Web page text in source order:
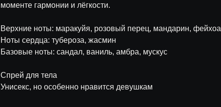
моменте гармонии и лёгкости.
Верхние ноты: маракуйя, розовый перец, мандарин, фейхоа
Ноты сердца: тубероза, жасмин
Базовые ноты: сандал, ваниль, амбра, мускус
Спрей для тела
Унисекс, но особенно нравится девушкам